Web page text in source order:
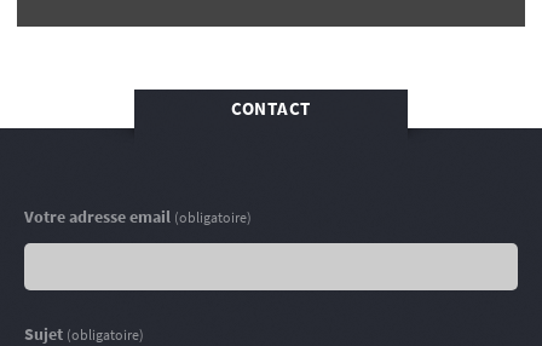
CONTACT
Votre adresse email (obligatoire)
Sujet (obligatoire)